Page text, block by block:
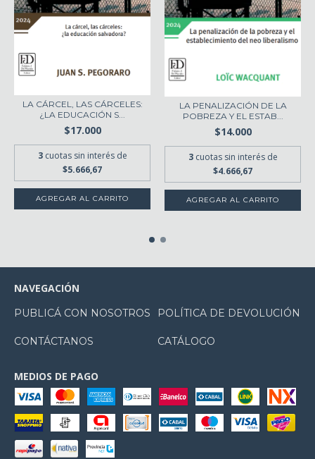
LA CÁRCEL, LAS CÁRCELES:
¿LA EDUCACIÓN S...
$17.000
3 cuotas sin interés de
$5.666,67
LA PENALIZACIÓN DE LA
POBREZA Y EL ESTAB...
$14.000
3 cuotas sin interés de
$4.666,67
NAVEGACIÓN
PUBLICÁ CON NOSOTROS POLÍTICA DE DEVOLUCIÓN
CONTÁCTANOS CATÁLOGO
MEDIOS DE PAGO